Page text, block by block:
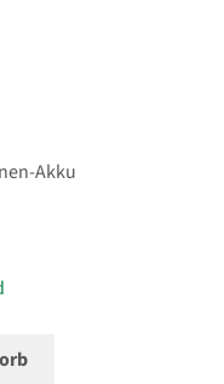
Akku